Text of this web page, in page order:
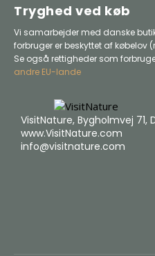
Tryghed ved køb
Vi samarbejder med danske
forbruger er beskyttet af købelov
Se også rettigheder som
andre EU-lande
VisitNature, Bygholmvej 71,
www.VisitNature.com
info@visitnature.com